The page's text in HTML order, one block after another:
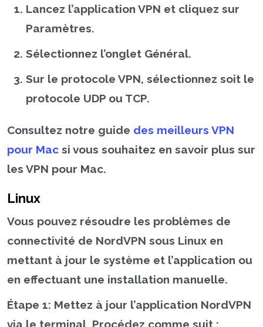
Lancez l’application VPN et cliquez sur
Paramètres.
Sélectionnez l’onglet Général.
Sur le protocole VPN, sélectionnez soit le
protocole UDP ou TCP.
Consultez notre guide des meilleurs VPN
pour Mac si vous souhaitez en savoir plus sur
les VPN pour Mac.
Linux
Vous pouvez résoudre les problèmes de
connectivité de NordVPN sous Linux en
mettant à jour le système et l’application ou
en effectuant une installation manuelle.
Étape 1: Mettez à jour l’application NordVPN
via le terminal. Procédez comme suit :